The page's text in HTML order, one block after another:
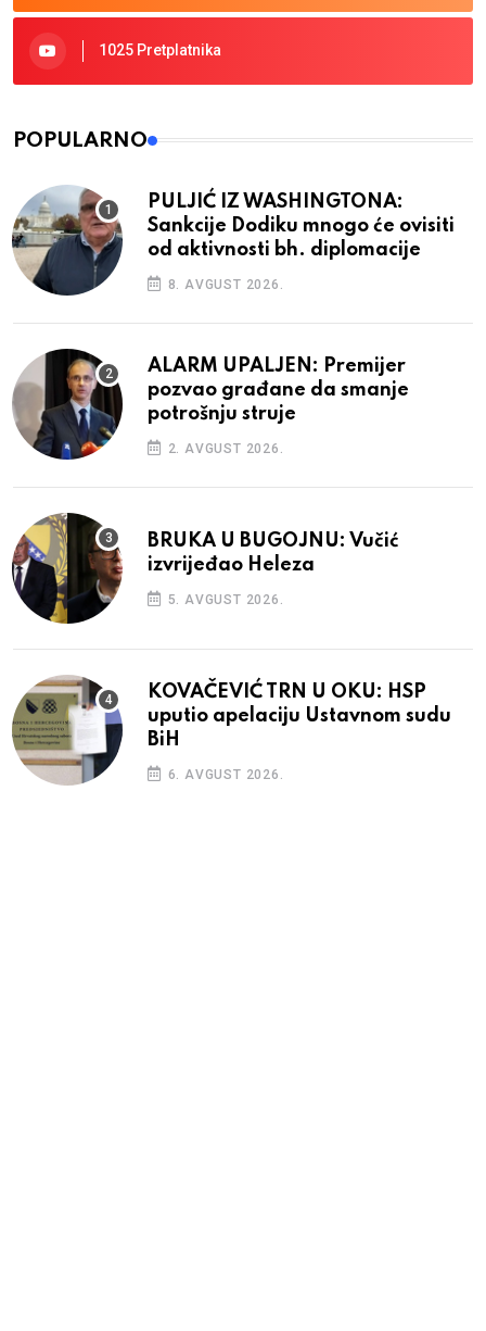
1025 Pretplatnika
POPULARNO
PULJIĆ IZ WASHINGTONA:
Sankcije Dodiku mnogo će ovisiti
od aktivnosti bh. diplomacije
8. AVGUST 2026.
ALARM UPALJEN: Premijer
pozvao građane da smanje
potrošnju struje
2. AVGUST 2026.
BRUKA U BUGOJNU: Vučić
izvrijeđao Heleza
5. AVGUST 2026.
KOVAČEVIĆ TRN U OKU: HSP
uputio apelaciju Ustavnom sudu
BiH
6. AVGUST 2026.